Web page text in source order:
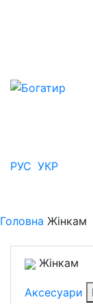
РУС УКР
Головна Жінкам
Жінкам
Аксесуари